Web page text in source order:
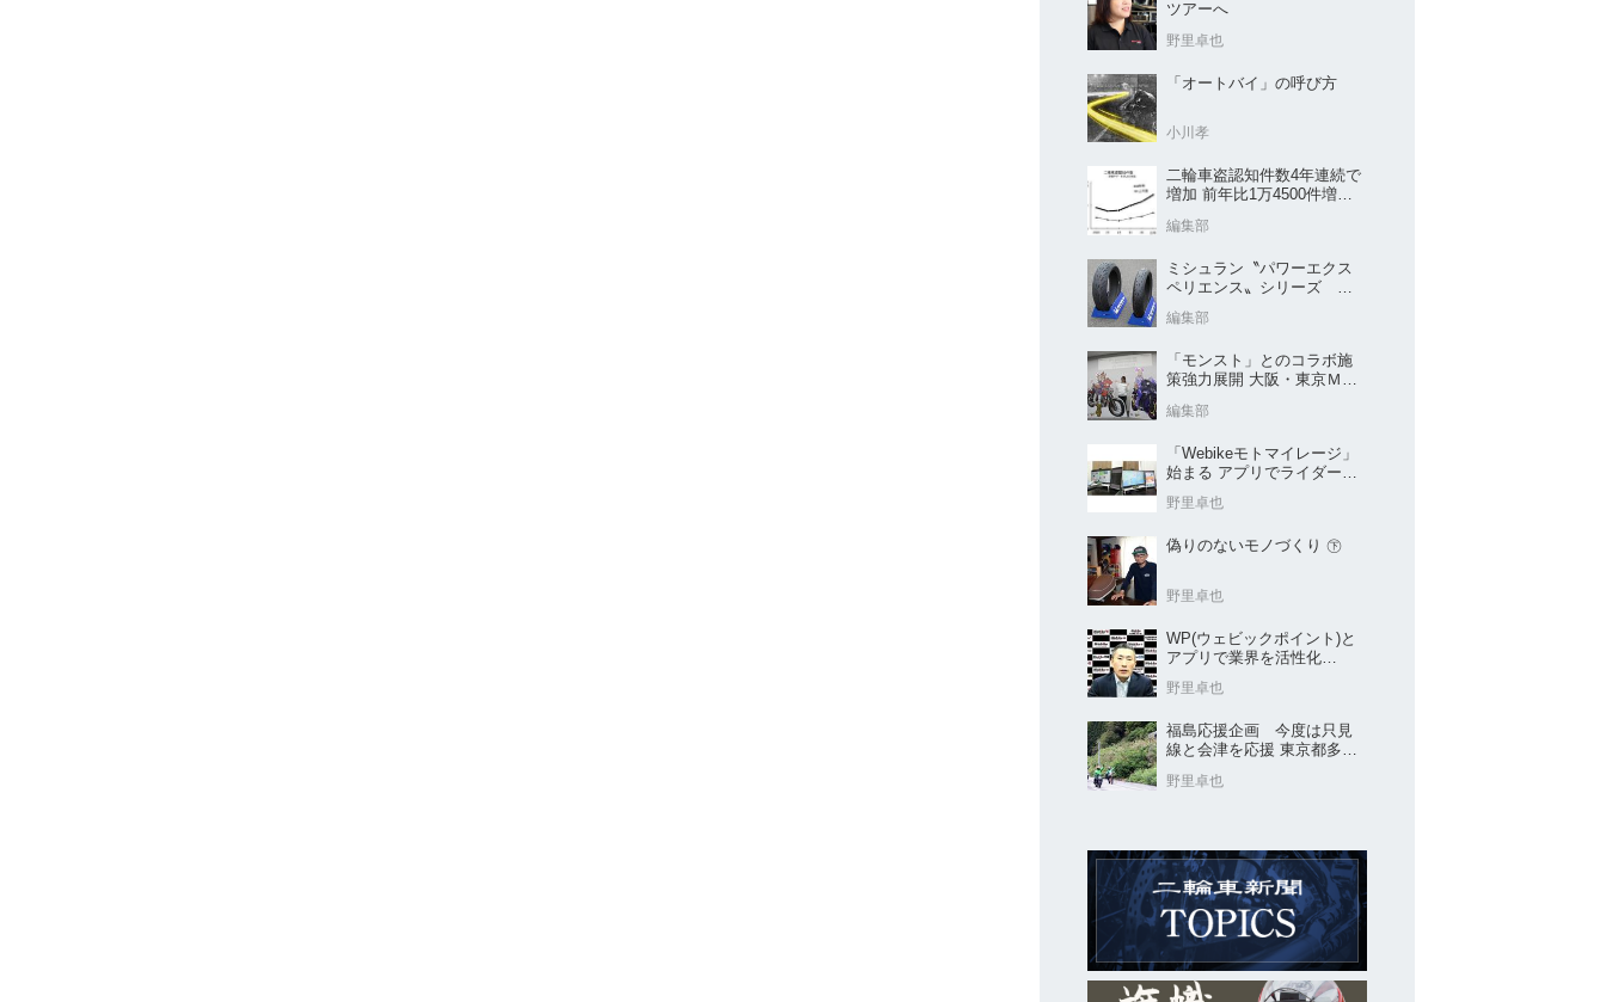
ツアーへ
野里卓也
「オートバイ」の呼び方
小川孝
二輪車盗認知件数4年連続で
増加 前年比1万4500件増／
編集部
ミシュラン〝パワーエクス
ペリエンス〟シリーズ
売
編集部
「モンスト」とのコラボ施
策強力展開 大阪・東京ＭＣ
編集部
「Webikeモトマイレージ」
始まる アプリでライダーと
野里卓也
偽りのないモノづくり ㊦
野里卓也
WP(ウェビックポイント)と
アプリで業界を活性化
野里卓也
福島応援企画 今度は只見
線と会津を応援 東京都多摩
野里卓也